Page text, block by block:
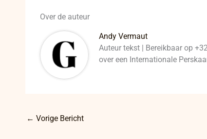
Over de auteur
Andy Vermaut
Auteur tekst | Bereikbaar op
over een Internationale
← Vorige Bericht